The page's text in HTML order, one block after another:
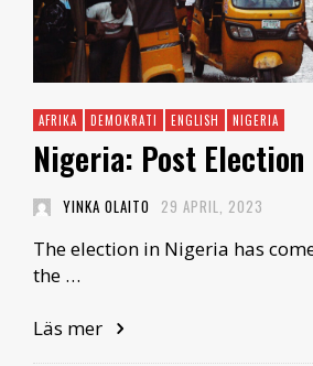
AFRIKA DEMOKRATI ENGLISH NIGERIA
Nigeria: Post Election
YINKA OLAITO 29 APRIL, 2023
The election in Nigeria has
the …
Läs mer